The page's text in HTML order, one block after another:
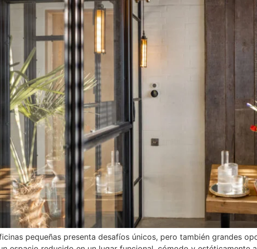
pequeñas presenta desafíos únicos, pero también grandes